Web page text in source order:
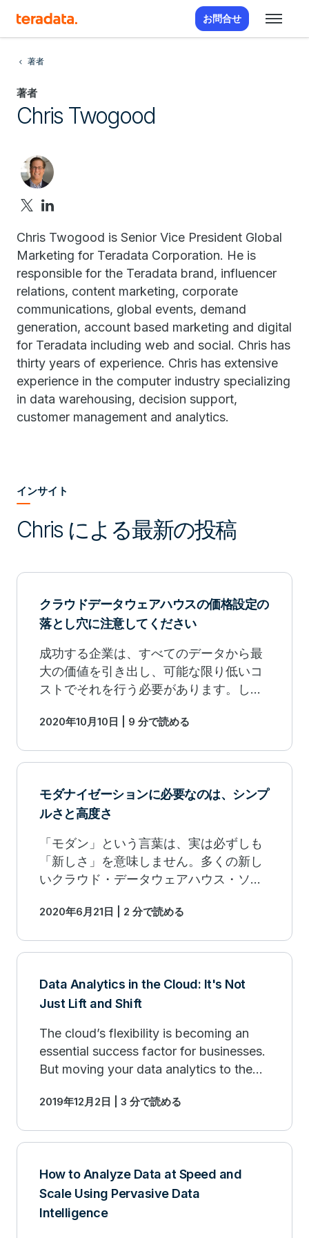
お問合せ
著者
著者
Chris Twogood
Chris Twogood is Senior Vice President Global
Marketing for Teradata Corporation. He is
responsible for the Teradata brand, influencer
relations, content marketing, corporate
communications, global events, demand
generation, account based marketing and digital
for Teradata including web and social. Chris has
thirty years of experience. Chris has extensive
experience in the computer industry specializing
in data warehousing, decision support,
customer management and analytics.
インサイト
Chris による最新の投稿
クラウドデータウェアハウスの価格設定の
落とし穴に注意してください
成功する企業は、すべてのデータから最
大の価値を引き出し、可能な限り低いコ
ストでそれを行う必要があります。しか
見舞われます。テラデータがこの問題の
2020年10月10日 | 9 分で読める
モダナイゼーションに必要なのは、シンプ
ルさと高度さ
「モダン」という言葉は、実は必ずしも
「新しさ」を意味しません。多くの新し
いクラウド・データウェアハウス・ソリ
的なデータウェアハウスの基準の一部を
ンスの予測に関しては課題を抱えている
ータウェアハウスに関し、企業はシンプ
ルさを得ることによって高度さを失う可
2020年6月21日 | 2 分で読める
Data Analytics in the Cloud: It's Not
Just Lift and Shift
The cloud’s flexibility is becoming an
essential success factor for businesses.
But moving your data analytics to the
2019年12月2日 | 3 分で読める
How to Analyze Data at Speed and
Scale Using Pervasive Data
Intelligence